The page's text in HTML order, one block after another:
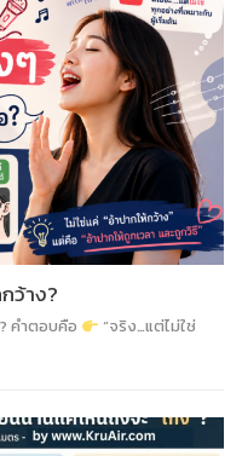
ว้าง?
คำตอบคือ
“จริง…แต่ไม่ใช่